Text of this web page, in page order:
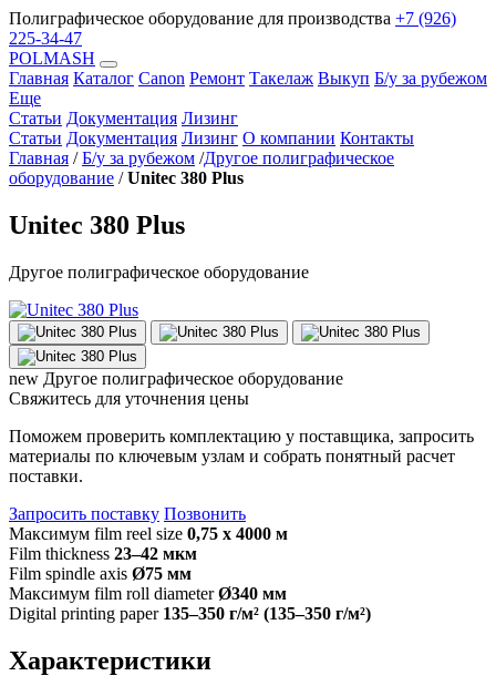
Полиграфическое оборудование для производства +7 (926)
225-34-47
POLMASH
Главная Каталог Canon Ремонт Такелаж Выкуп Б/у за рубежом
Еще
Статьи Документация Лизинг
Статьи Документация Лизинг О компании Контакты
Главная / Б/у за рубежом /Другое полиграфическое
оборудование / Unitec 380 Plus
Unitec 380 Plus
Другое полиграфическое оборудование
new Другое полиграфическое оборудование
Свяжитесь для уточнения цены
Поможем проверить комплектацию у поставщика, запросить
материалы по ключевым узлам и собрать понятный расчет
поставки.
Запросить поставку Позвонить
Максимум film reel size 0,75 х 4000 м
Film thickness 23–42 мкм
Film spindle axis Ø75 мм
Максимум film roll diameter Ø340 мм
Digital printing paper 135–350 г/м² (135–350 г/м²)
Характеристики